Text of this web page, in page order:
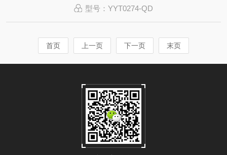
型号：YYT0274-QD
首页 上一页 下一页 末页